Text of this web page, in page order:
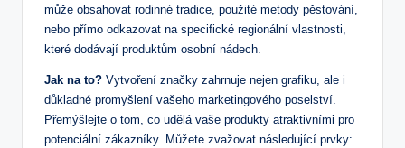
může obsahovat rodinné tradice, použité metody pěstování,
nebo přímo odkazovat na specifické regionální vlastnosti,
které dodávají produktům osobní nádech.
Jak na to? Vytvoření značky zahrnuje nejen grafiku, ale i
důkladné promyšlení vašeho marketingového poselství.
Přemýšlejte o tom, co udělá vaše produkty atraktivními pro
potenciální zákazníky. Můžete zvažovat následující prvky: